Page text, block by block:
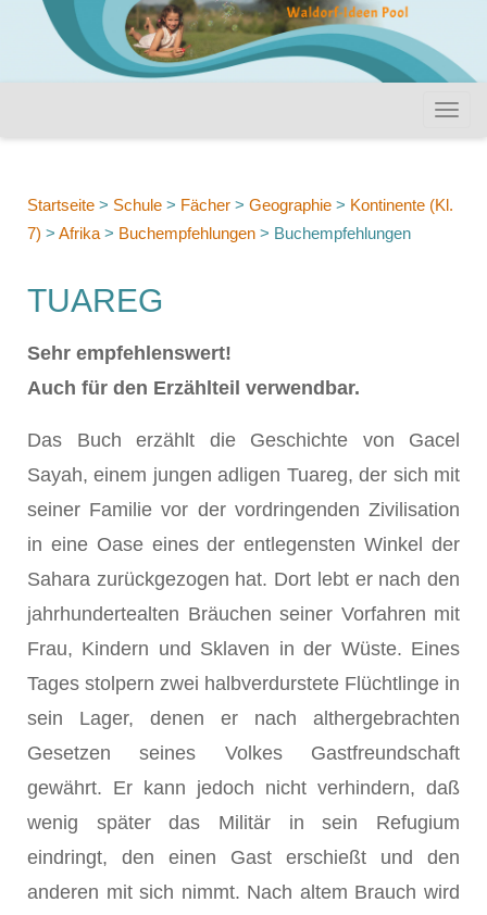
Startseite > Schule > Fächer > Geographie > Kontinente (Kl.
7) > Afrika > Buchempfehlungen > Buchempfehlungen
TUAREG
Sehr empfehlenswert!
Auch für den Erzählteil verwendbar.
Das Buch erzählt die Geschichte von Gacel
Sayah, einem jungen adligen Tuareg, der sich mit
seiner Familie vor der vordringenden Zivilisation
in eine Oase eines der entlegensten Winkel der
Sahara zurückgezogen hat. Dort lebt er nach den
jahrhundertealten Bräuchen seiner Vorfahren mit
Frau, Kindern und Sklaven in der Wüste. Eines
Tages stolpern zwei halbverdurstete Flüchtlinge in
sein Lager, denen er nach althergebrachten
Gesetzen seines Volkes Gastfreundschaft
gewährt. Er kann jedoch nicht verhindern, daß
wenig später das Militär in sein Refugium
eindringt, den einen Gast erschießt und den
anderen mit sich nimmt. Nach altem Brauch wird